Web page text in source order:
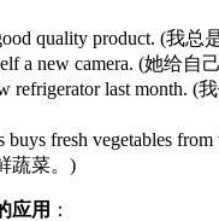
quality product. (我
a new camera. (她给
refrigerator last month.
buys fresh vegetables
蔬菜。)
应用 ：